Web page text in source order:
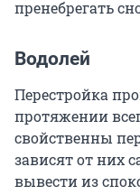
пренебрегать
Водолей
Перестройка
протяжении
свойственны
зависят от них
вывести из